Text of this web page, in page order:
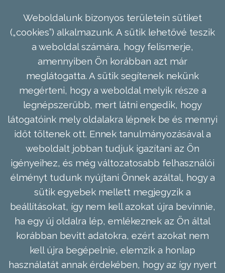
Weboldalunk bizonyos területein sütiket
(„cookies”) alkalmazunk. A sütik lehetővé teszik
a weboldal számára, hogy felismerje,
amennyiben Ön korábban azt már
meglátogatta. A sütik segítenek nekünk
megérteni, hogy a weboldal melyik része a
legnépszerűbb, mert látni engedik, hogy
látogatóink mely oldalakra lépnek be és mennyi
időt töltenek ott. Ennek tanulmányozásával a
weboldalt jobban tudjuk igazítani az Ön
igényeihez, és még változatosabb felhasználói
élményt tudunk nyújtani Önnek azáltal, hogy a
sütik egyebek mellett megjegyzik a
beállításokat, így nem kell azokat újra bevinnie,
ha egy új oldalra lép, emlékeznek az Ön által
korábban bevitt adatokra, ezért azokat nem
kell újra begépelnie, elemzik a honlap
használatát annak érdekében, hogy az így nyert